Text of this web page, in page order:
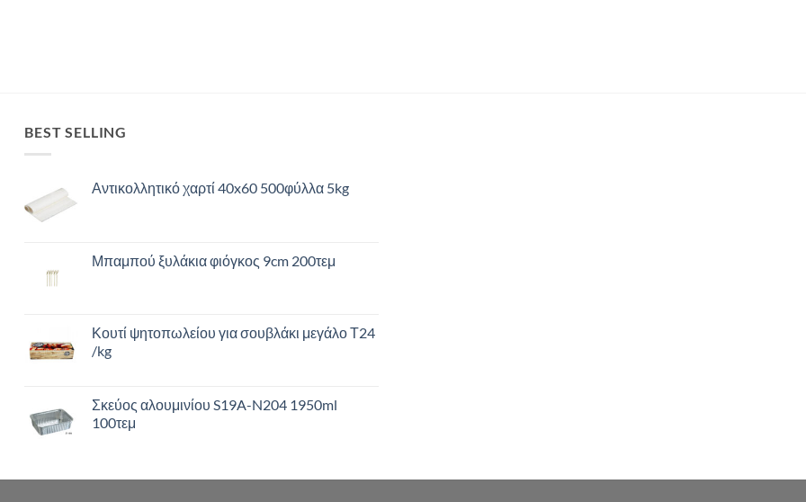
BEST SELLING
Αντικολλητικό χαρτί 40x60 500φύλλα 5kg
Μπαμπού ξυλάκια φιόγκος 9cm 200τεμ
Κουτί ψητοπωλείου για σουβλάκι μεγάλο Τ24
/kg
Σκεύος αλουμινίου S19A-N204 1950ml
100τεμ